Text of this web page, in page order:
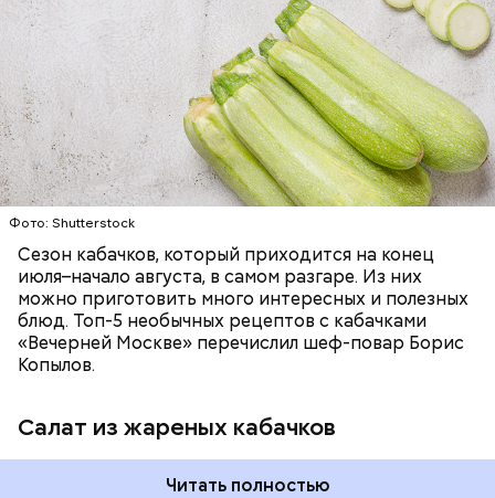
Фото: Shutterstock
Сезон кабачков, который приходится на конец
июля–начало августа, в самом разгаре. Из них
можно приготовить много интересных и полезных
блюд. Топ-5 необычных рецептов с кабачками
«Вечерней Москве» перечислил шеф-повар Борис
Копылов.
Салат из жареных кабачков
Читать полностью
ЕДА ОВОЩИ РЕЦЕПТЫ